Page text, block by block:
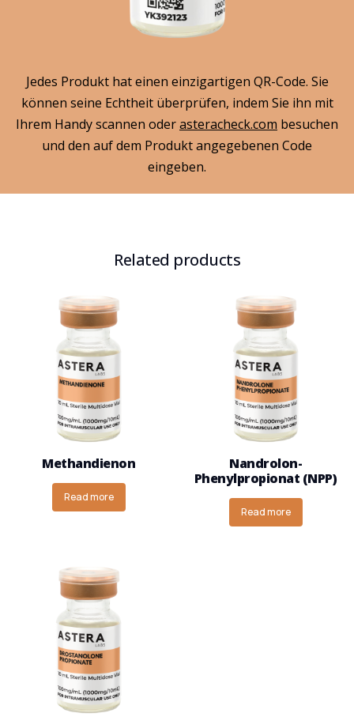
Jedes Produkt hat einen einzigartigen QR-Code. Sie
können seine Echtheit überprüfen, indem Sie ihn mit
Ihrem Handy scannen oderasteracheck.com besuchen
und den auf dem Produkt angegebenen Code
eingeben.
Related products
Methandienon
Read more
Nandrolon-
Phenylpropionat (NPP)
Read more